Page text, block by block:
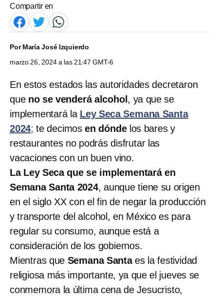
Compartir en
PorMaría José Izquierdo
marzo 26, 2024 a las 21:47 GMT-6
En estos estados las autoridades decretaron
que no se venderá alcohol , ya que se
implementará la Ley Seca Semana Santa
2024; te decimosen dóndelos bares y
restaurantes no podrás disfrutar las
vacaciones con un buen vino.
La Ley Seca que se implementará en
Semana Santa 2024, aunque tiene su origen
en el siglo XX con el fin de negar la producción
y transporte del alcohol, en México es para
regular su consumo, aunque está a
consideración de los gobiernos.
Mientras que Semana Santaes la festividad
religiosa más importante, ya que el jueves se
conmemora la última cena de Jesucristo,